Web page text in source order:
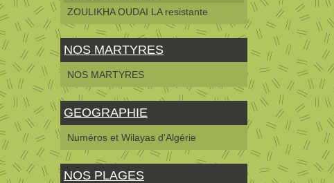
ZOULIKHA OUDAI LA resistante
NOS MARTYRES
NOS MARTYRES
GEOGRAPHIE
Numéros et Wilayas d'Algérie
NOS PLAGES